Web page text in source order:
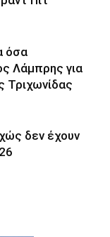
όσα
Λάμπρης για
Τριχωνίδας
δεν έχουν